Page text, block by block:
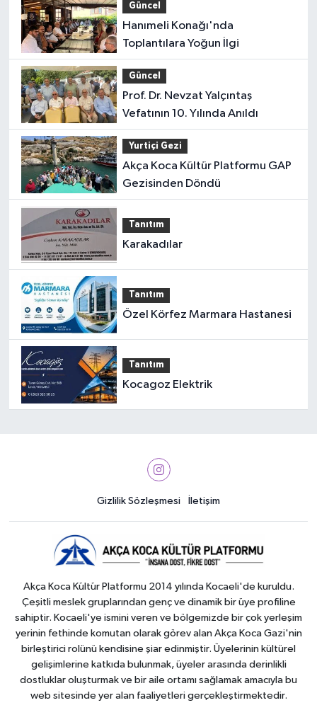
Güncel
Hanımeli Konağı'nda
Toplantılara Yoğun İlgi
Güncel
Prof. Dr. Nevzat Yalçıntaş
Vefatının 10. Yılında Anıldı
Yurtiçi Gezi
Akça Koca Kültür Platformu GAP
Gezisinden Döndü
Tanıtım
Karakadılar
Tanıtım
Özel Körfez Marmara Hastanesi
Tanıtım
Kocagoz Elektrik
Gizlilik Sözleşmesi İletişim
Akça Koca Kültür Platformu 2014 yılında Kocaeli'de kuruldu.
Çeşitli meslek gruplarından genç ve dinamik bir üye profiline
sahiptir. Kocaeli'ye ismini veren ve bölgemizde bir çok yerleşim
yerinin fethinde komutan olarak görev alan Akça Koca Gazi'nin
birleştirici rolünü kendisine şiar edinmiştir. Üyelerinin kültürel
gelişimlerine katkıda bulunmak, üyeler arasında derinlikli
dostluklar oluşturmak ve bir aile ortamı sağlamak amacıyla bu
web sitesinde yer alan faaliyetleri gerçekleştirmektedir.